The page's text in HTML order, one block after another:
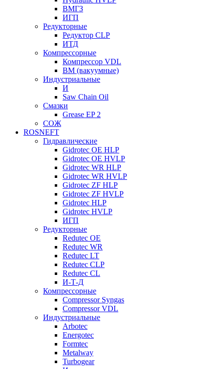
ВМГЗ
ИГП
Редукторные
Редуктор CLP
ИТД
Компрессорные
Компрессор VDL
ВМ (вакуумные)
Индустриальные
И
Saw Chain Oil
Смазки
Grease EP 2
СОЖ
ROSNEFT
Гидравлические
Gidrotec OE HLP
Gidrotec OE HVLP
Gidrotec WR HLP
Gidrotec WR HVLP
Gidrotec ZF HLP
Gidrotec ZF HVLP
Gidrotec HLP
Gidrotec HVLP
ИГП
Редукторные
Redutec OE
Redutec WR
Redutec LT
Redutec CLP
Redutec CL
И-Т-Д
Компрессорные
Compressor Syngas
Compressor VDL
Индустриальные
Arbotec
Energotec
Formtec
Metalway
Turbogear